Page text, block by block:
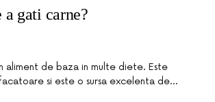
a gati carne?
aliment de baza in multe diete. Este
si este o sursa excelenta de…